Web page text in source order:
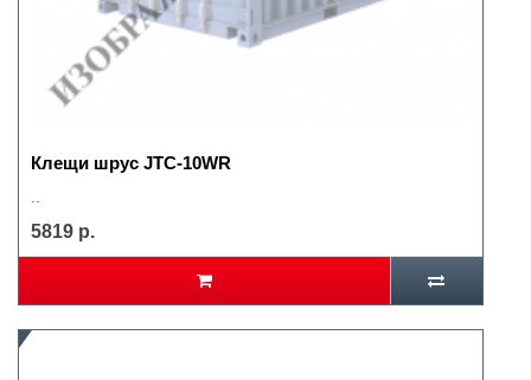
Клещи шрус JTC-10WR
5819 р.